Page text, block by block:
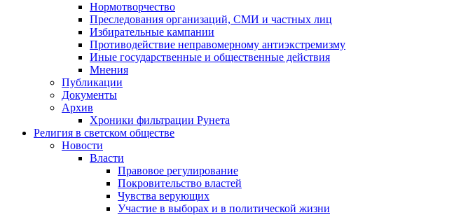
Нормотворчество
Преследования организаций, СМИ и частных лиц
Избирательные кампании
Противодействие неправомерному антиэкстремизму
Иные государственные и общественные действия
Мнения
Публикации
Документы
Архив
Хроники фильтрации Рунета
Религия в светском обществе
Новости
Власти
Правовое регулирование
Покровительство властей
Чувства верующих
Участие в выборах и в политической жизни